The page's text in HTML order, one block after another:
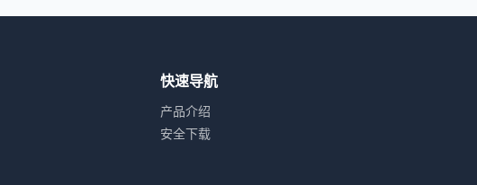
快速导航
产品介绍
安全下载